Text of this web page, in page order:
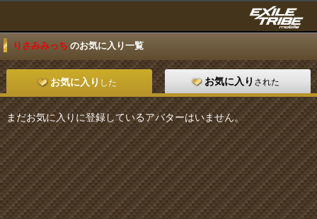
りさみみっち のお気に入り一覧
お気に入り した お気に入り された
まだお気に入りに登録しているアバターはいません。